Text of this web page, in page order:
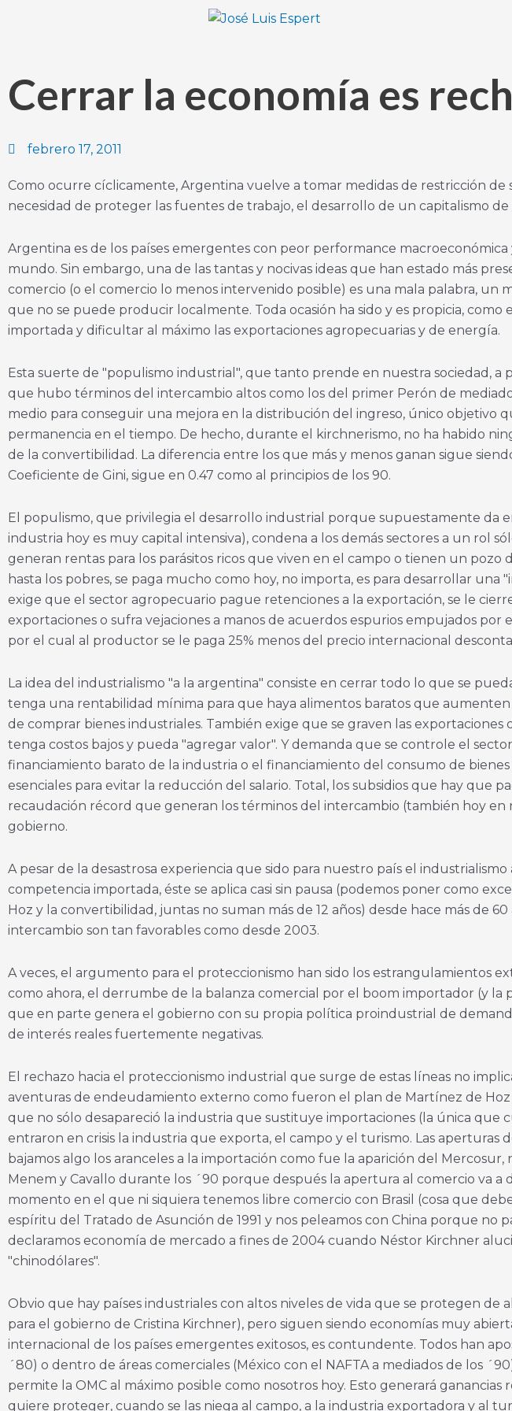
Cerrar la economía es
febrero 17, 2011
Como ocurre cíclicamente, Argentina vuelve a tomar medidas de restricción
necesidad de proteger las fuentes de trabajo, el desarrollo de un capitalismo
Argentina es de los países emergentes con peor performance
mundo. Sin embargo, una de las tantas y nocivas ideas que han estado más
comercio (o el comercio lo menos intervenido posible) es una mala palabra, un
que no se puede producir localmente. Toda ocasión ha sido y es propicia, como
importada y dificultar al máximo las exportaciones agropecuarias y de energía.
Esta suerte de "populismo industrial", que tanto prende en nuestra sociedad, a
que hubo términos del intercambio altos como los del primer Perón de
medio para conseguir una mejora en la distribución del ingreso, único objetivo
permanencia en el tiempo. De hecho, durante el kirchnerismo, no ha habido
de la convertibilidad. La diferencia entre los que más y menos ganan sigue
Coeficiente de Gini, sigue en 0.47 como al principios de los 90.
El populismo, que privilegia el desarrollo industrial porque supuestamente da
industria hoy es muy capital intensiva), condena a los demás sectores a un rol
generan rentas para los parásitos ricos que viven en el campo o tienen un
hasta los pobres, se paga mucho como hoy, no importa, es para desarrollar
exige que el sector agropecuario pague retenciones a la exportación, se le
exportaciones o sufra vejaciones a manos de acuerdos espurios empujados
por el cual al productor se le paga 25% menos del precio internacional
La idea del industrialismo "a la argentina" consiste en cerrar todo lo que se
tenga una rentabilidad mínima para que haya alimentos baratos que aumenten
de comprar bienes industriales. También exige que se graven las
tenga costos bajos y pueda "agregar valor". Y demanda que se controle el
financiamiento barato de la industria o el financiamiento del consumo de
esenciales para evitar la reducción del salario. Total, los subsidios que hay que
recaudación récord que generan los términos del intercambio (también hoy
gobierno.
A pesar de la desastrosa experiencia que sido para nuestro país el
competencia importada, éste se aplica casi sin pausa (podemos poner como
Hoz y la convertibilidad, juntas no suman más de 12 años) desde hace más de
intercambio son tan favorables como desde 2003.
A veces, el argumento para el proteccionismo han sido los estrangulamientos
como ahora, el derrumbe de la balanza comercial por el boom importador (y
que en parte genera el gobierno con su propia política proindustrial de
de interés reales fuertemente negativas.
El rechazo hacia el proteccionismo industrial que surge de estas líneas no
aventuras de endeudamiento externo como fueron el plan de Martínez de
que no sólo desapareció la industria que sustituye importaciones (la única
entraron en crisis la industria que exporta, el campo y el turismo. Las aperturas
bajamos algo los aranceles a la importación como fue la aparición del
Menem y Cavallo durante los ´90 porque después la apertura al comercio va
momento en el que ni siquiera tenemos libre comercio con Brasil (cosa que
espíritu del Tratado de Asunción de 1991 y nos peleamos con China porque
declaramos economía de mercado a fines de 2004 cuando Néstor Kirchner
"chinodólares".
Obvio que hay países industriales con altos niveles de vida que se protegen de
para el gobierno de Cristina Kirchner), pero siguen siendo economías muy
internacional de los países emergentes exitosos, es contundente. Todos han
´80) o dentro de áreas comerciales (México con el NAFTA a mediados de los
permite la OMC al máximo posible como nosotros hoy. Esto generará
quiere proteger, cuando se las niega al campo, a la industria exportadora y al